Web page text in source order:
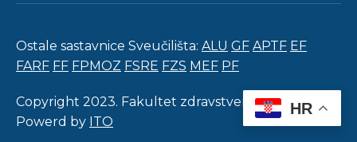
Ostale sastavnice Sveučilišta: ALU GF APTF EF
FARF FF FPMOZ FSRE FZS MEF PF
Copyright 2023. Fakultet zdravstvenih studija.
Powerd by ITO
HR